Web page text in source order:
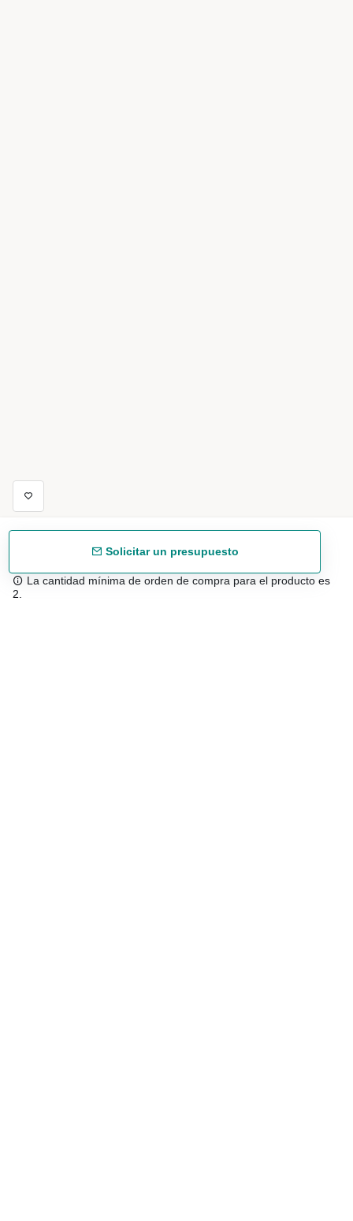
Solicitar un presupuesto
La cantidad mínima de orden de compra para el producto es
2.